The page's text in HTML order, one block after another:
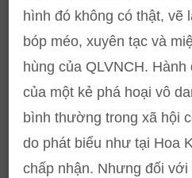
hình đó không có thật, vẽ
bóp méo, xuyên tạc và
hùng của QLVNCH.
của một kẻ phá hoại vô
bình thường trong xã hội
do phát biểu như tại Hoa
chấp nhận. Nhưng đối